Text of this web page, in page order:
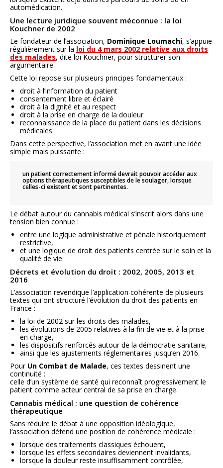
automédication.
Une lecture juridique souvent méconnue : la loi
Kouchner de 2002
Le fondateur de l’association, Dominique Loumachi, s’appuie
régulièrement sur la loi du 4 mars 2002 relative aux droits
des malades, dite loi Kouchner, pour structurer son
argumentaire.
Cette loi repose sur plusieurs principes fondamentaux :
droit à l’information du patient
consentement libre et éclairé
droit à la dignité et au respect
droit à la prise en charge de la douleur
reconnaissance de la place du patient dans les décisions
médicales
Dans cette perspective, l’association met en avant une idée
simple mais puissante :
un patient correctement informé devrait pouvoir accéder aux
options thérapeutiques susceptibles de le soulager, lorsque
celles-ci existent et sont pertinentes.
Le débat autour du cannabis médical s’inscrit alors dans une
tension bien connue :
entre une logique administrative et pénale historiquement
restrictive,
et une logique de droit des patients centrée sur le soin et la
qualité de vie.
Décrets et évolution du droit : 2002, 2005, 2013 et
2016
L’association revendique l’application cohérente de plusieurs
textes qui ont structuré l’évolution du droit des patients en
France :
la loi de 2002 sur les droits des malades,
les évolutions de 2005 relatives à la fin de vie et à la prise
en charge,
les dispositifs renforcés autour de la démocratie sanitaire,
ainsi que les ajustements réglementaires jusqu’en 2016.
Pour Un Combat de Malade, ces textes dessinent une
continuité :
celle d’un système de santé qui reconnaît progressivement le
patient comme acteur central de sa prise en charge.
Cannabis médical : une question de cohérence
thérapeutique
Sans réduire le débat à une opposition idéologique,
l’association défend une position de cohérence médicale :
lorsque des traitements classiques échouent,
lorsque les effets secondaires deviennent invalidants,
lorsque la douleur reste insuffisamment contrôlée,